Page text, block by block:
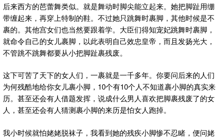
后来西方的芭蕾舞类似。就是舞动时脚尖能立起来。她把脚趾用绷
带缠起来，再穿上特制的鞋。不过她只跳舞时裹脚，其他时候是不
裹的。其他宫女们也当然要跟着学。大臣们得知宠妃跳舞时裹脚，
就命令自己的女儿裹脚，以此表明自己效忠皇帝，而且发扬光大，
不管跳不跳舞都要从小把脚趾裹残废。
这下可苦了天下的女人们，一裹就是一千多年。你要问后来的人们
为何残酷地给你女儿裹小脚，10个有10个人不知道裹小脚的真实来
历。甚至还会有人借题发挥，说成什么男人喜欢把脚裹残废了的女
人，甚至还会有人猜测裹小脚的来历是怕女人跑掉。
我小时候就怕姥姥脱袜子，我看到她的残疾小脚惨不忍睹，便问姥